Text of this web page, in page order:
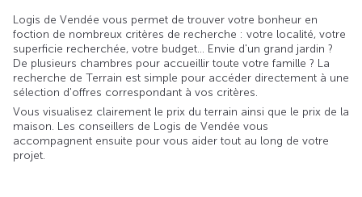
Logis de Vendée vous permet de trouver votre bonheur en
foction de nombreux critères de recherche : votre localité, votre
superficie recherchée, votre budget... Envie d'un grand jardin ?
De plusieurs chambres pour accueillir toute votre famille ? La
recherche de Terrain est simple pour accéder directement à une
sélection d'offres correspondant à vos critères.
Vous visualisez clairement le prix du terrain ainsi que le prix de la
maison. Les conseillers de Logis de Vendée vous
accompagnent ensuite pour vous aider tout au long de votre
projet.